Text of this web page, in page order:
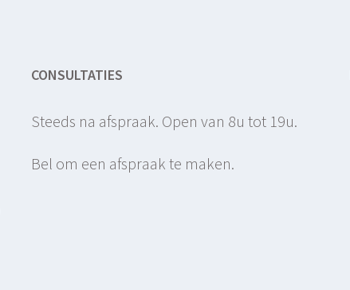
CONSULTATIES
Steeds na afspraak. Open van 8u tot 19u.
Bel om een afspraak te maken.